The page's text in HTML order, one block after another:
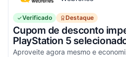
Verificado Destaque
Cupom de desconto
PlayStation 5
Aproveite agora mesmo e